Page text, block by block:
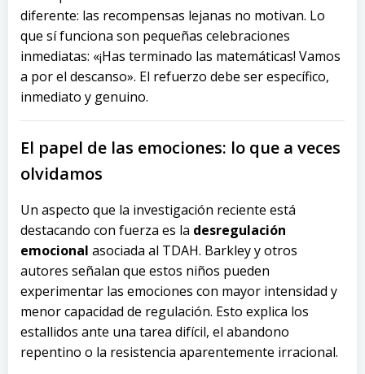
diferente: las recompensas lejanas no motivan. Lo
que sí funciona son pequeñas celebraciones
inmediatas: «¡Has terminado las matemáticas! Vamos
a por el descanso». El refuerzo debe ser específico,
inmediato y genuino.
El papel de las emociones: lo que a veces
olvidamos
Un aspecto que la investigación reciente está
destacando con fuerza es la desregulación
emocional asociada al TDAH. Barkley y otros
autores señalan que estos niños pueden
experimentar las emociones con mayor intensidad y
menor capacidad de regulación. Esto explica los
estallidos ante una tarea difícil, el abandono
repentino o la resistencia aparentemente irracional.